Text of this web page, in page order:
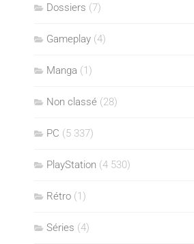
Dossiers (7)
Gameplay (4)
Manga (1)
Non classé (28)
PC (5 337)
PlayStation (4 530)
Rétro (1)
Séries (4)